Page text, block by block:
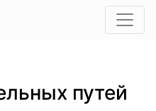
путей